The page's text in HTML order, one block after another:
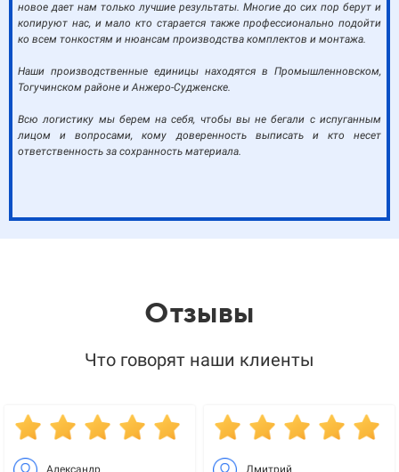
новое дает нам только лучшие результаты. Многие до сих пор берут и
копируют нас, и мало кто старается также профессионально подойти
ко всем тонкостям и нюансам производства комплектов и монтажа.
Наши производственные единицы находятся в Промышленновском,
Тогучинском районе и Анжеро-Судженске.
Всю логистику мы берем на себя, чтобы вы не бегали с испуганным
лицом и вопросами, кому доверенность выписать и кто несет
ответственность за сохранность материала.
Отзывы
Что говорят наши клиенты
Александр Дмитрий